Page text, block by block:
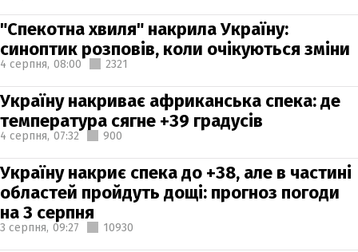
"Спекотна хвиля" накрила Україну:
синоптик розповів, коли очікуються зміни
4 серпня, 08:00 2321
Україну накриває африканська спека: де
температура сягне +39 градусів
4 серпня, 07:32 900
Україну накриє спека до +38, але в частині
областей пройдуть дощі: прогноз погоди
на 3 серпня
3 серпня, 09:27 10930